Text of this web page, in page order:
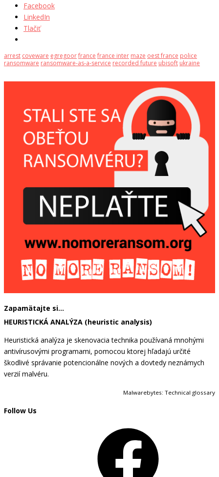
Facebook
LinkedIn
Tlačiť
arrest coveware egregoorfrance france inter maze oest france police
ransomware ransomware-as-a-service recorded future ubisoft ukraine
Zapamätajte si…
HEURISTICKÁ ANALÝZA (heuristic analysis)
Heuristická analýza je skenovacia technika používaná mnohými
antivírusovými programami, pomocou ktorej hľadajú určité
škodlivé správanie potencionálne nových a dovtedy neznámych
verzií malvéru.
Malwarebytes: Technical glossary
Follow Us